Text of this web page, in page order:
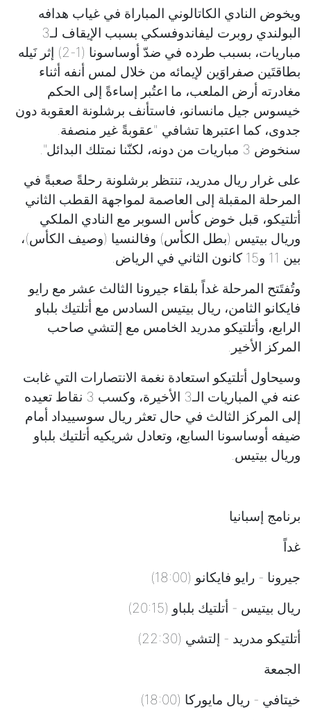
ويخوض النادي الكاتالوني المباراة في غياب هدافه
البولندي روبرت ليفاندوفسكي بسبب الإيقاف لـ3
مباريات، بسبب طرده في ضدّ أوساسونا (1-2) إثر نَيله
بطاقتَين صفراوَين لإيمائه من خلال لمس أنفه أثناء
مغادرته أرض الملعب، ما اعتُبر إساءةً إلى الحكم
خيسوس جيل مانسانو، فاستأنف برشلونة العقوبة دون
جدوى، كما اعتبرها تشافي "عقوبةً غير منصفة.
سنخوض 3 مباريات من دونه، لكنّنا نمتلك البدائل".
على غرار ريال مدريد، تنتظر برشلونة رحلةً صعبةً في
المرحلة المقبلة إلى العاصمة لمواجهة القطب الثاني
أتلتيكو، قبل خوض كأس السوبر مع النادي الملكي
وريال بيتيس (بطل الكأس) وفالنسيا (وصيف الكأس)،
بين 11 و15 كانون الثاني في الرياض.
وتُفتَتح المرحلة غداً بلقاء جيرونا الثالث عشر مع رايو
فايكانو الثامن، ريال بيتيس السادس مع أتلتيك بلباو
الرابع، وأتلتيكو مدريد الخامس مع إلتشي صاحب
المركز الأخير.
وسيحاول أتلتيكو استعادة نغمة الانتصارات التي غابت
عنه في المباريات الـ3 الأخيرة، وكسب 3 نقاط تعيده
إلى المركز الثالث في حال تعثر ريال سوسييداد أمام
ضيفه أوساسونا السابع، وتعادل شريكيه أتلتيك بلباو
وريال بيتيس.
برنامج إسبانيا
غداً
جيرونا - رايو فايكانو (18:00)
ريال بيتيس - أتلتيك بلباو (20:15)
أتلتيكو مدريد - إلتشي (22:30)
الجمعة
خيتافي - ريال مايوركا (18:00)